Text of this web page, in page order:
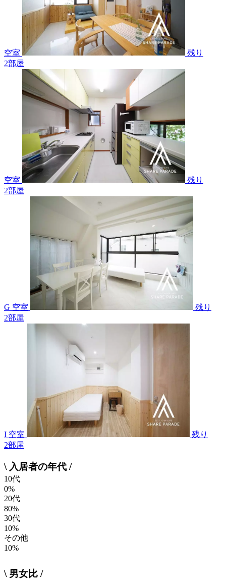
空室
残り
2部屋
空室
残り
2部屋
G 空室
残り
2部屋
I 空室
残り
2部屋
\ 入居者の年代 /
10代
0%
20代
80%
30代
10%
その他
10%
\ 男女比 /